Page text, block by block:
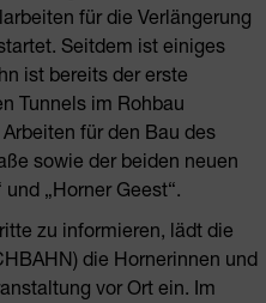
für die Verlängerung
Seitdem ist einiges
ist bereits der erste
Tunnels im Rohbau
für den Bau des
sowie der beiden neuen
„Horner Geest“.
zu informieren, lädt die
die Hornerinnen und
vor Ort ein. Im